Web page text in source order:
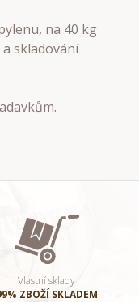
na 40 kg
skladování
Vlastní sklady
ZBOŽÍ SKLADEM